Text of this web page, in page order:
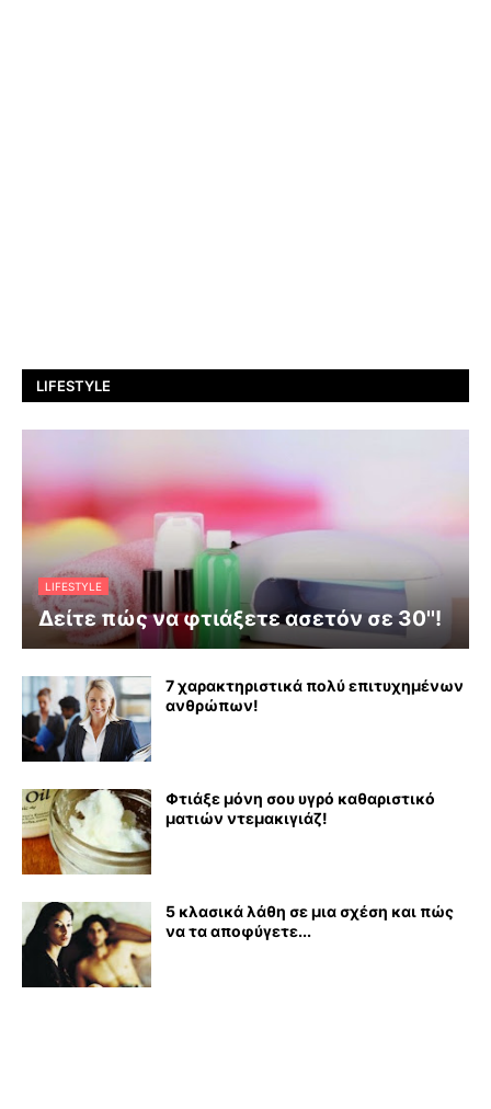
LIFESTYLE
LIFESTYLE
Δείτε πώς να φτιάξετε ασετόν σε 30''!
7 χαρακτηριστικά πολύ επιτυχημένων
ανθρώπων!
Φτιάξε μόνη σου υγρό καθαριστικό
ματιών ντεμακιγιάζ!
5 κλασικά λάθη σε μια σχέση και πώς
να τα αποφύγετε...